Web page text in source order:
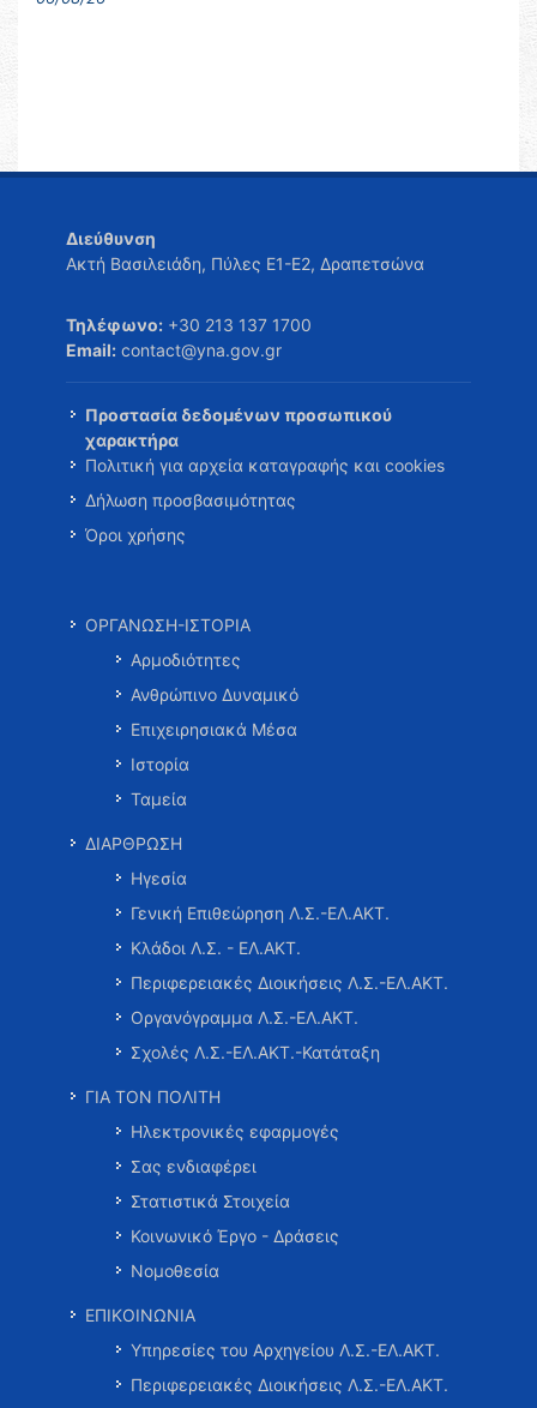
Διεύθυνση
Ακτή Βασιλειάδη, Πύλες Ε1-Ε2, Δραπετσώνα
Τηλέφωνο: +30 213 137 1700
Email: contact@yna.gov.gr
Προστασία δεδομένων προσωπικού
χαρακτήρα
Πολιτική για αρχεία καταγραφής και cookies
Δήλωση προσβασιμότητας
Όροι χρήσης
ΟΡΓΑΝΩΣΗ-ΙΣΤΟΡΙΑ
Αρμοδιότητες
Ανθρώπινο Δυναμικό
Επιχειρησιακά Μέσα
Ιστορία
Ταμεία
ΔΙΑΡΘΡΩΣΗ
Ηγεσία
Γενική Επιθεώρηση Λ.Σ.-ΕΛ.ΑΚΤ.
Κλάδοι Λ.Σ. - ΕΛ.ΑΚΤ.
Περιφερειακές Διοικήσεις Λ.Σ.-ΕΛ.ΑΚΤ.
Οργανόγραμμα Λ.Σ.-ΕΛ.ΑΚΤ.
Σχολές Λ.Σ.-ΕΛ.ΑΚΤ.-Κατάταξη
ΓΙΑ ΤΟΝ ΠΟΛΙΤΗ
Ηλεκτρονικές εφαρμογές
Σας ενδιαφέρει
Στατιστικά Στοιχεία
Κοινωνικό Έργο - Δράσεις
Νομοθεσία
ΕΠΙΚΟΙΝΩΝΙΑ
Υπηρεσίες του Αρχηγείου Λ.Σ.-ΕΛ.ΑΚΤ.
Περιφερειακές Διοικήσεις Λ.Σ.-ΕΛ.ΑΚΤ.